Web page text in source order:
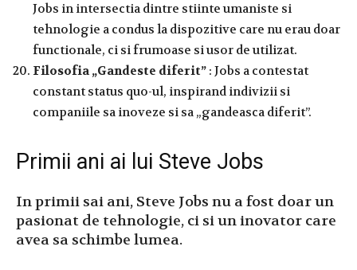
Jobs in intersectia dintre stiinte umaniste si
tehnologie a condus la dispozitive care nu erau doar
functionale, ci si frumoase si usor de utilizat.
Filosofia „Gandeste diferit” : Jobs a contestat
constant status quo-ul, inspirand indivizii si
companiile sa inoveze si sa „gandeasca diferit”.
Primii ani ai lui Steve Jobs
In primii sai ani, Steve Jobs nu a fost doar un
pasionat de tehnologie, ci si un inovator care
avea sa schimbe lumea.